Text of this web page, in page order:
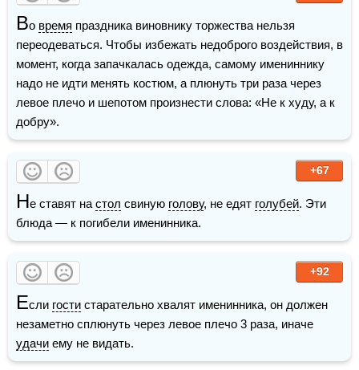
Во время праздника виновнику торжества нельзя
переодеваться. Чтобы избежать недоброго воздействия, в
момент, когда запачкалась одежда, самому имениннику
надо не идти менять костюм, а плюнуть три раза через
левое плечо и шепотом произнести слова: «Не к худу, а к
добру».
+67
Не ставят на стол свиную голову, не едят голубей. Эти
блюда — к погибели именинника.
+92
Если гости старательно хвалят именинника, он должен
удачи ему не видать.